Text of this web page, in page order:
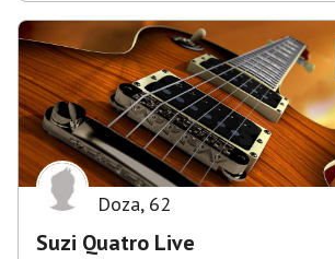
Doza, 62
Suzi Quatro Live